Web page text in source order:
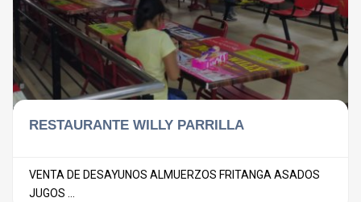
RESTAURANTE WILLY PARRILLA
VENTA DE DESAYUNOS ALMUERZOS FRITANGA ASADOS
JUGOS ...